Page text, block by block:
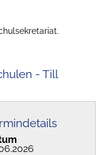
- Till